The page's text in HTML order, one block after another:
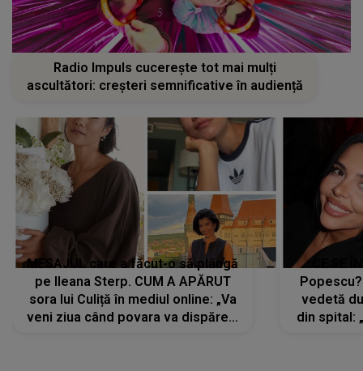
Radio Impuls cucerește tot mai mulți
ascultători: creșteri semnificative în audiență
MESAJUL care a făcut-o să plângă
pe Ileana Sterp. CUM A APĂRUT
sora lui Culiță în mediul online: „Va
veni ziua când povara va dispărea,
vedetă
din spital: